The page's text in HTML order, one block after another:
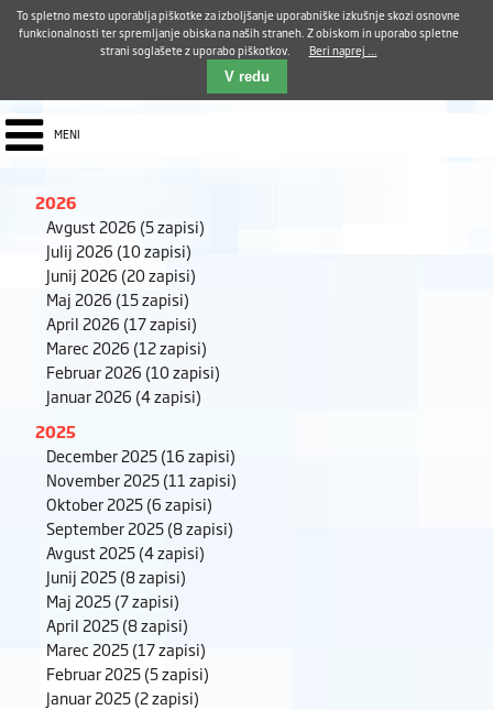
E-pošta ZUDV
Iskalnik
MENI
2026
Avgust 2026 (5 zapisi)
Julij 2026 (10 zapisi)
Junij 2026 (20 zapisi)
Maj 2026 (15 zapisi)
April 2026 (17 zapisi)
Marec 2026 (12 zapisi)
Februar 2026 (10 zapisi)
Januar 2026 (4 zapisi)
2025
December 2025(16 zapisi)
November 2025(11 zapisi)
Oktober 2025(6 zapisi)
September 2025(8 zapisi)
Avgust 2025(4 zapisi)
Junij 2025(8 zapisi)
Maj 2025(7 zapisi)
April 2025(8 zapisi)
Marec 2025(17 zapisi)
Februar 2025(5 zapisi)
Januar 2025(2 zapisi)
To spletno mesto uporablja piškotke za izboljšanje uporabniške izkušnje skozi osnovne
funkcionalnosti ter spremljanje obiska na naših straneh. Z obiskom in uporabo spletne
strani soglašete z uporabo piškotkov.
Beri naprej ...
V redu